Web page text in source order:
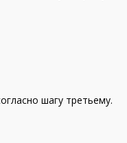
шагу третьему.